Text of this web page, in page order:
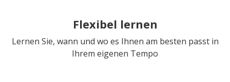
Flexibel lernen
Lernen Sie, wann und wo es Ihnen am besten passt in
Ihrem eigenen Tempo